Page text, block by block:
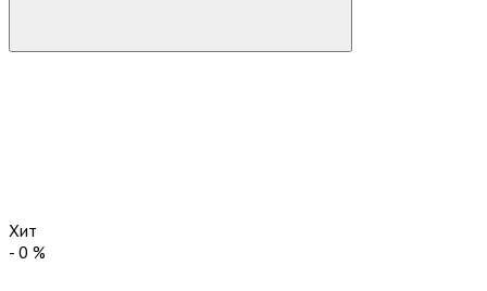
Хит
- 0 %